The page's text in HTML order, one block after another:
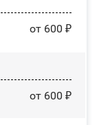
от 600 ₽
от 600 ₽